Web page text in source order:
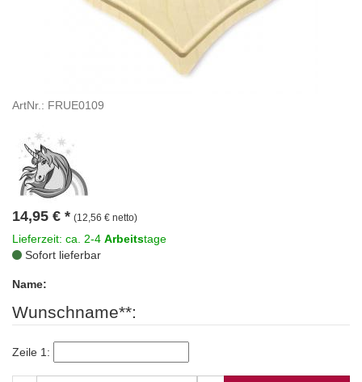
ArtNr.: FRUE0109
14,95 € * (12,56 € netto)
Lieferzeit: ca. 2-4 Arbeitstage
Sofort lieferbar
Name:
Wunschname**:
Zeile 1: